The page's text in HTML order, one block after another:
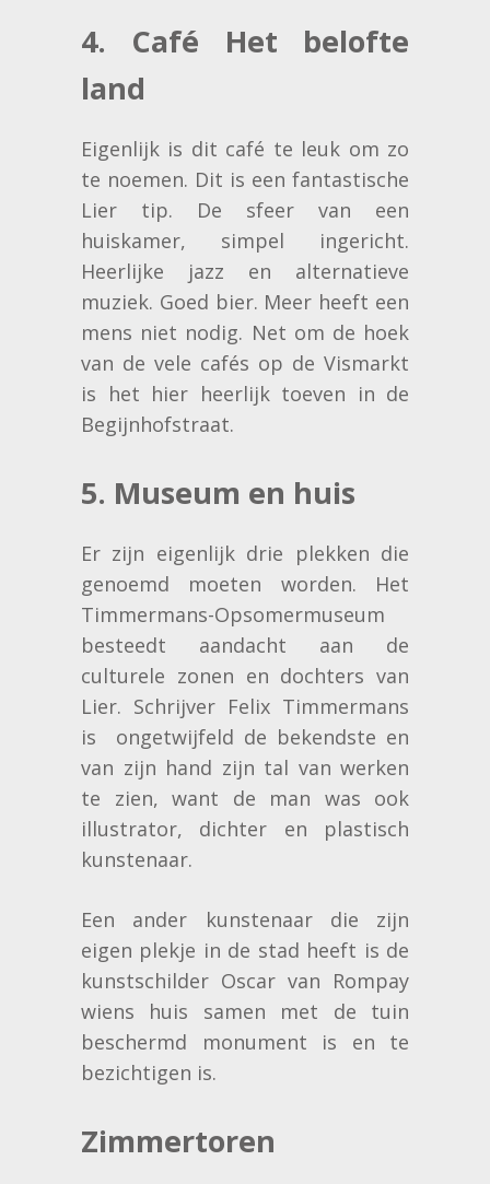
4. Café Het belofte
land
Eigenlijk is dit café te leuk om zo
te noemen. Dit is een fantastische
Lier tip. De sfeer van een
huiskamer, simpel ingericht.
Heerlijke jazz en alternatieve
muziek. Goed bier. Meer heeft een
mens niet nodig. Net om de hoek
van de vele cafés op de Vismarkt
is het hier heerlijk toeven in de
Begijnhofstraat.
5. Museum en huis
Er zijn eigenlijk drie plekken die
genoemd moeten worden. Het
Timmermans-Opsomermuseum
besteedt aandacht aan de
culturele zonen en dochters van
Lier. Schrijver Felix Timmermans
is ongetwijfeld de bekendste en
van zijn hand zijn tal van werken
te zien, want de man was ook
illustrator, dichter en plastisch
kunstenaar.
Een ander kunstenaar die zijn
eigen plekje in de stad heeft is de
kunstschilder Oscar van Rompay
wiens huis samen met de tuin
beschermd monument is en te
bezichtigen is.
Zimmertoren